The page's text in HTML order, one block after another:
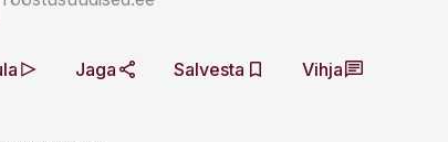
Jaga Salvesta Vihja